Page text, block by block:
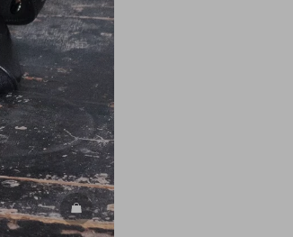
ALLE TASCHEN ENTDECKEN